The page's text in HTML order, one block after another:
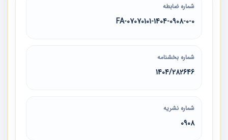
شماره ضابطه
07070101-1404-0908-0-0-FA
شماره بخشنامه
1404/282646
شماره نشریه
0908